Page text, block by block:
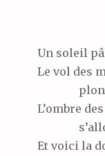
Un soleil
Le vol des
L’ombre
Et voici la